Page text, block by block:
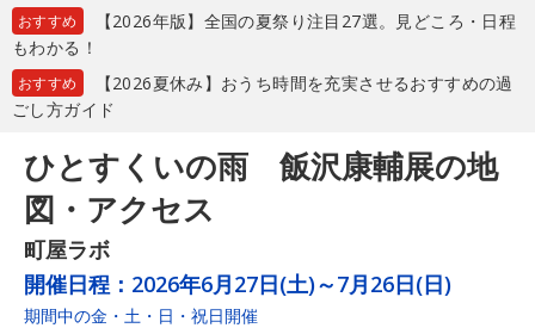
おすすめ
【2026年版】全国の夏祭り注目27選。見どころ・日程
もわかる！
おすすめ
【2026夏休み】おうち時間を充実させるおすすめの過
ごし方ガイド
ひとすくいの雨 飯沢康輔展の地
図・アクセス
町屋ラボ
開催日程： 2026年6月27日(土)～7月26日(日)
期間中の金・土・日・祝日開催